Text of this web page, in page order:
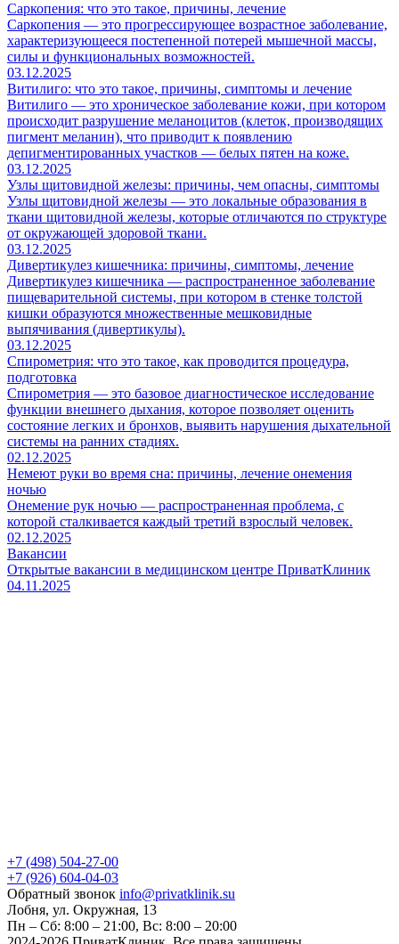
Саркопения: что это такое, причины, лечение
Саркопения — это прогрессирующее возрастное заболевание,
характеризующееся постепенной потерей мышечной массы,
силы и функциональных возможностей.
03.12.2025
Витилиго: что это такое, причины, симптомы и лечение
Витилиго — это хроническое заболевание кожи, при котором
происходит разрушение меланоцитов (клеток, производящих
пигмент меланин), что приводит к появлению
депигментированных участков — белых пятен на коже.
03.12.2025
Узлы щитовидной железы: причины, чем опасны, симптомы
Узлы щитовидной железы — это локальные образования в
ткани щитовидной железы, которые отличаются по структуре
от окружающей здоровой ткани.
03.12.2025
Дивертикулез кишечника: причины, симптомы, лечение
Дивертикулез кишечника — распространенное заболевание
пищеварительной системы, при котором в стенке толстой
кишки образуются множественные мешковидные
выпячивания (дивертикулы).
03.12.2025
Спирометрия: что это такое, как проводится процедура,
подготовка
Спирометрия — это базовое диагностическое исследование
функции внешнего дыхания, которое позволяет оценить
состояние легких и бронхов, выявить нарушения дыхательной
системы на ранних стадиях.
02.12.2025
Немеют руки во время сна: причины, лечение онемения
ночью
Онемение рук ночью — распространенная проблема, с
которой сталкивается каждый третий взрослый человек.
02.12.2025
Вакансии
Открытые вакансии в медицинском центре ПриватКлиник
04.11.2025
+7 (498) 504-27-00
+7 (926) 604-04-03
Обратный звонок info@privatklinik.su
Лобня, ул. Окружная, 13
Пн – Сб: 8:00 – 21:00, Вс: 8:00 – 20:00